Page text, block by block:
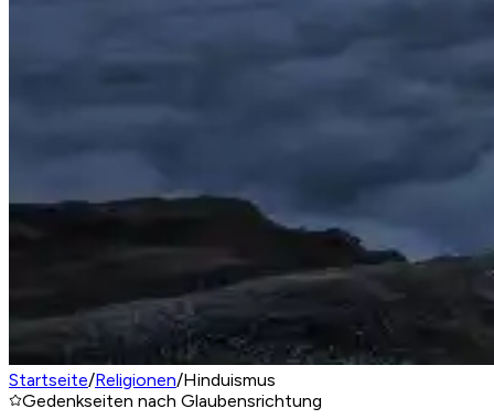
Startseite/Religionen/Hinduismus
Gedenkseiten nach Glaubensrichtung